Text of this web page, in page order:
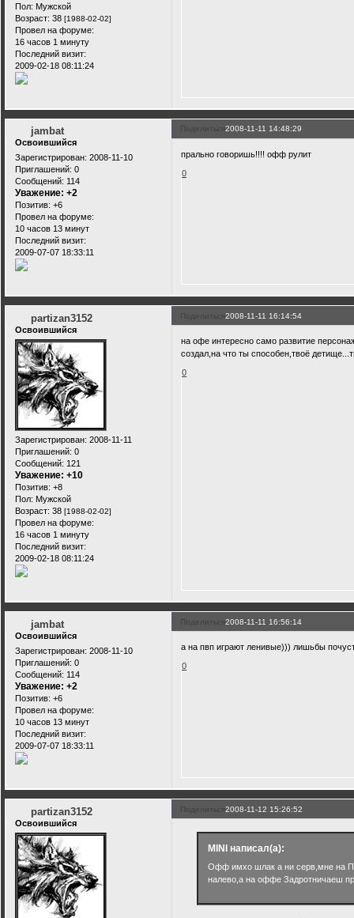
Пол: Мужской
Возраст: 38 [1988-02-02]
Провел на форуме:
16 часов 1 минуту
Последний визит:
2009-02-18 08:11:24
Поделиться2008-11-11 14:48:29
jambat
Освоившийся
Зарегистрирован: 2008-11-10
Приглашений: 0
Сообщений: 114
Уважение: +2
Позитив: +6
Провел на форуме:
10 часов 13 минут
Последний визит:
2009-07-07 18:33:11
прально говоришь!!!! офф рулит
0
Поделиться2008-11-11 16:14:54
partizan3152
Освоившийся
Зарегистрирован: 2008-11-11
Приглашений: 0
Сообщений: 121
Уважение: +10
Позитив: +8
Пол: Мужской
Возраст: 38 [1988-02-02]
Провел на форуме:
16 часов 1 минуту
Последний визит:
2009-02-18 08:11:24
на офе интересно само развитие
создал,на что ты способен,твоё
0
Поделиться2008-11-11 16:56:14
jambat
Освоившийся
Зарегистрирован: 2008-11-10
Приглашений: 0
Сообщений: 114
Уважение: +2
Позитив: +6
Провел на форуме:
10 часов 13 минут
Последний визит:
2009-07-07 18:33:11
а на пвп играют ленивые))) лишьбы
0
Поделиться2008-11-12 15:26:52
partizan3152
Освоившийся
MINI написал(а):
Офф имхо шлак а ни серв,мне на
налево,а на оффе Задротничаеш